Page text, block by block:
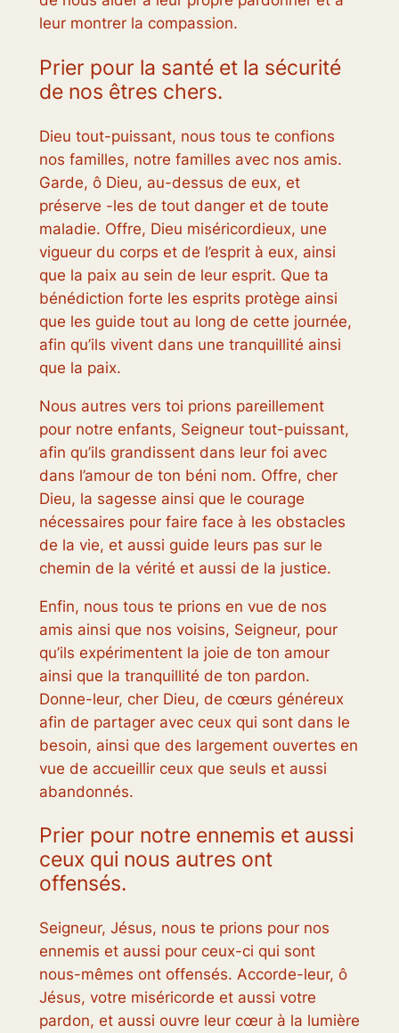
leur montrer la compassion.
Prier pour la santé et la sécurité
de nos êtres chers.
Dieu tout-puissant, nous tous te confions
nos familles, notre familles avec nos amis.
Garde, ô Dieu, au-dessus de eux, et
préserve -les de tout danger et de toute
maladie. Offre, Dieu miséricordieux, une
vigueur du corps et de l’esprit à eux, ainsi
que la paix au sein de leur esprit. Que ta
bénédiction forte les esprits protège ainsi
que les guide tout au long de cette journée,
afin qu’ils vivent dans une tranquillité ainsi
que la paix.
Nous autres vers toi prions pareillement
pour notre enfants, Seigneur tout-puissant,
afin qu’ils grandissent dans leur foi avec
dans l’amour de ton béni nom. Offre, cher
Dieu, la sagesse ainsi que le courage
nécessaires pour faire face à les obstacles
de la vie, et aussi guide leurs pas sur le
chemin de la vérité et aussi de la justice.
Enfin, nous tous te prions en vue de nos
amis ainsi que nos voisins, Seigneur, pour
qu’ils expérimentent la joie de ton amour
ainsi que la tranquillité de ton pardon.
Donne-leur, cher Dieu, de cœurs généreux
afin de partager avec ceux qui sont dans le
besoin, ainsi que des largement ouvertes en
vue de accueillir ceux que seuls et aussi
abandonnés.
Prier pour notre ennemis et aussi
ceux qui nous autres ont
offensés.
Seigneur, Jésus, nous te prions pour nos
ennemis et aussi pour ceux-ci qui sont
nous-mêmes ont offensés. Accorde-leur, ô
Jésus, votre miséricorde et aussi votre
pardon, et aussi ouvre leur cœur à la lumière